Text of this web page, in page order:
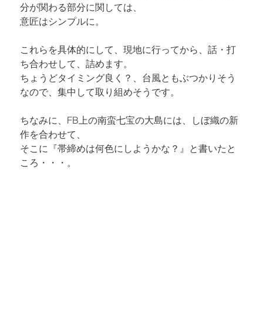
分が関わる部分に関しては、
意匠はシンプルに。
これらを具体的にして、現地に行ってから、話・打
ち合わせして、詰めます。
ちょうどタイミング良く？、台風ともぶつかりそう
なので、集中して取り組めそうです。
ちなみに、FB上の南蛮七宝の大島には、しぼ織の新
作を合わせて、
そこに『帯締めは何色にしようかな？』と書いたと
ころ・・・。